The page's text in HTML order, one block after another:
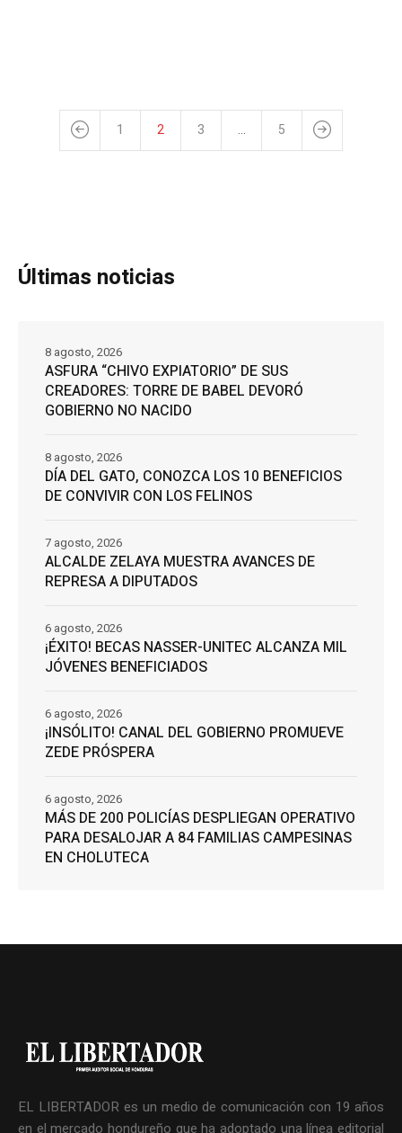
1 2 3 … 5
Últimas noticias
ASFURA “CHIVO EXPIATORIO” DE SUS
CREADORES: TORRE DE BABEL DEVORÓ
GOBIERNO NO NACIDO
8 agosto, 2026
DÍA DEL GATO, CONOZCA LOS 10 BENEFICIOS
DE CONVIVIR CON LOS FELINOS
8 agosto, 2026
ALCALDE ZELAYA MUESTRA AVANCES DE
REPRESA A DIPUTADOS
7 agosto, 2026
¡ÉXITO! BECAS NASSER-UNITEC ALCANZA MIL
JÓVENES BENEFICIADOS
6 agosto, 2026
¡INSÓLITO! CANAL DEL GOBIERNO PROMUEVE
ZEDE PRÓSPERA
6 agosto, 2026
MÁS DE 200 POLICÍAS DESPLIEGAN OPERATIVO
PARA DESALOJAR A 84 FAMILIAS CAMPESINAS
EN CHOLUTECA
6 agosto, 2026
EL LIBERTADOR es un medio de comunicación con 19 años
en el mercado hondureño que ha adoptado una línea editorial